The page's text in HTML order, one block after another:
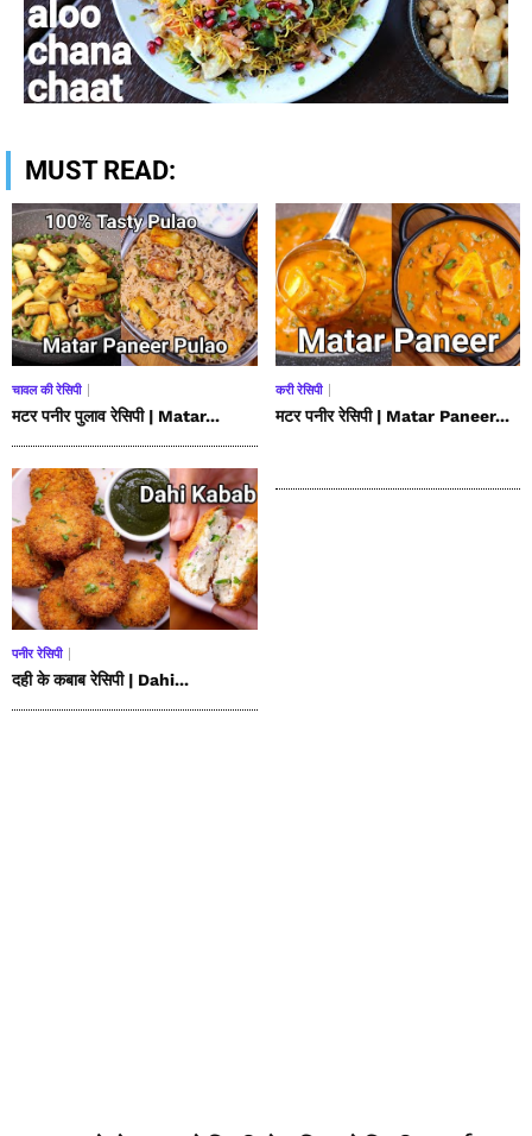
MUST READ:
चावल की रेसिपी
मटर पनीर पुलाव रेसिपी | Matar...
करी रेसिपी
मटर पनीर रेसिपी | Matar Paneer...
पनीर रेसिपी
दही के कबाब रेसिपी | Dahi...